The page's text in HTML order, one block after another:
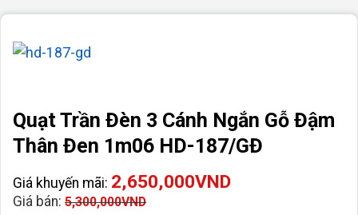
Quạt Trần Đèn 3 Cánh Ngắn Gỗ Đậm
Thân Đen 1m06 HD-187/GĐ
Giá khuyến mãi: 2,650,000VND
Giá bán: 5,300,000VND